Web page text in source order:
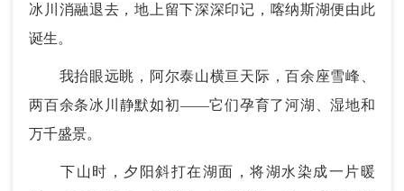
冰川消融退去，地上留下深深印记，喀纳斯湖便由此
诞生。
我抬眼远眺，阿尔泰山横亘天际，百余座雪峰、
两百余条冰川静默如初——它们孕育了河湖、湿地和
万千盛景。
下山时，夕阳斜打在湖面，将湖水染成一片暖